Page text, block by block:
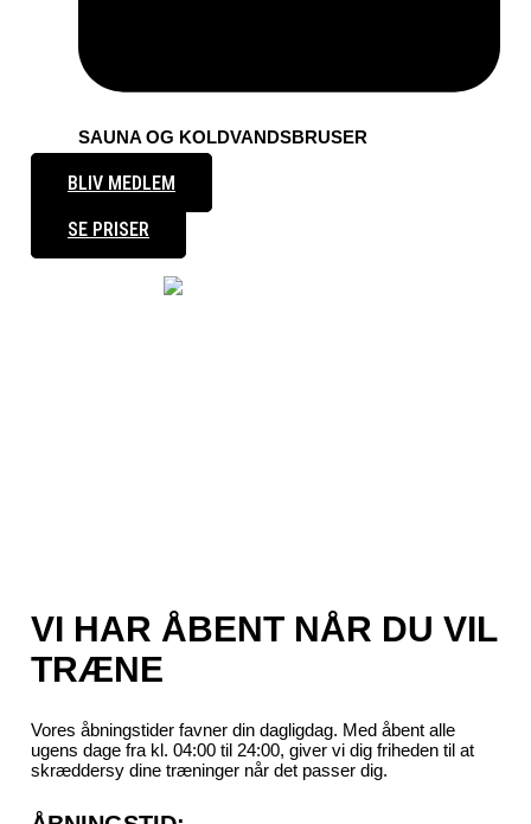
SAUNA OG KOLDVANDSBRUSER
BLIV MEDLEM
SE PRISER
VI HAR ÅBENT NÅR DU VIL
TRÆNE
Vores åbningstider favner din dagligdag. Med åbent alle
ugens dage fra kl. 04:00 til 24:00, giver vi dig friheden til at
skræddersy dine træninger når det passer dig.